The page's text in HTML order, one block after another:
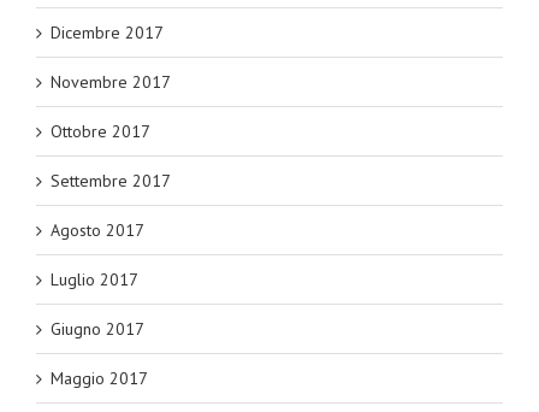
Dicembre 2017
Novembre 2017
Ottobre 2017
Settembre 2017
Agosto 2017
Luglio 2017
Giugno 2017
Maggio 2017